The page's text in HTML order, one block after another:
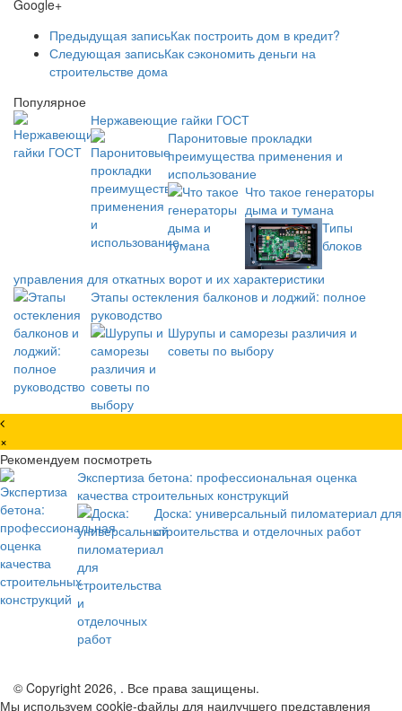
Google+
Предыдущая записьКак построить дом в кредит?
Следующая записьКак сэкономить деньги на
строительстве дома
Популярное
Нержавеющие гайки ГОСТ
Паронитовые прокладки
преимущества применения и
использование
Что такое генераторы
дыма и тумана
Типы
блоков
управления для откатных ворот и их характеристики
Этапы остекления балконов и лоджий: полное
руководство
Шурупы и саморезы различия и
советы по выбору
×
Рекомендуем посмотреть
Экспертиза бетона: профессиональная оценка
качества строительных конструкций
Доска: универсальный пиломатериал для
строительства и отделочных работ
© Copyright 2026, . Все права защищены.
Мы используем cookie-файлы для наилучшего представления